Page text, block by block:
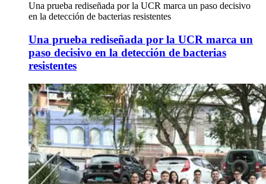
Una prueba rediseñada por la UCR marca un paso decisivo
en la detección de bacterias resistentes
Una prueba rediseñada por la UCR marca un
paso decisivo en la detección de bacterias
resistentes